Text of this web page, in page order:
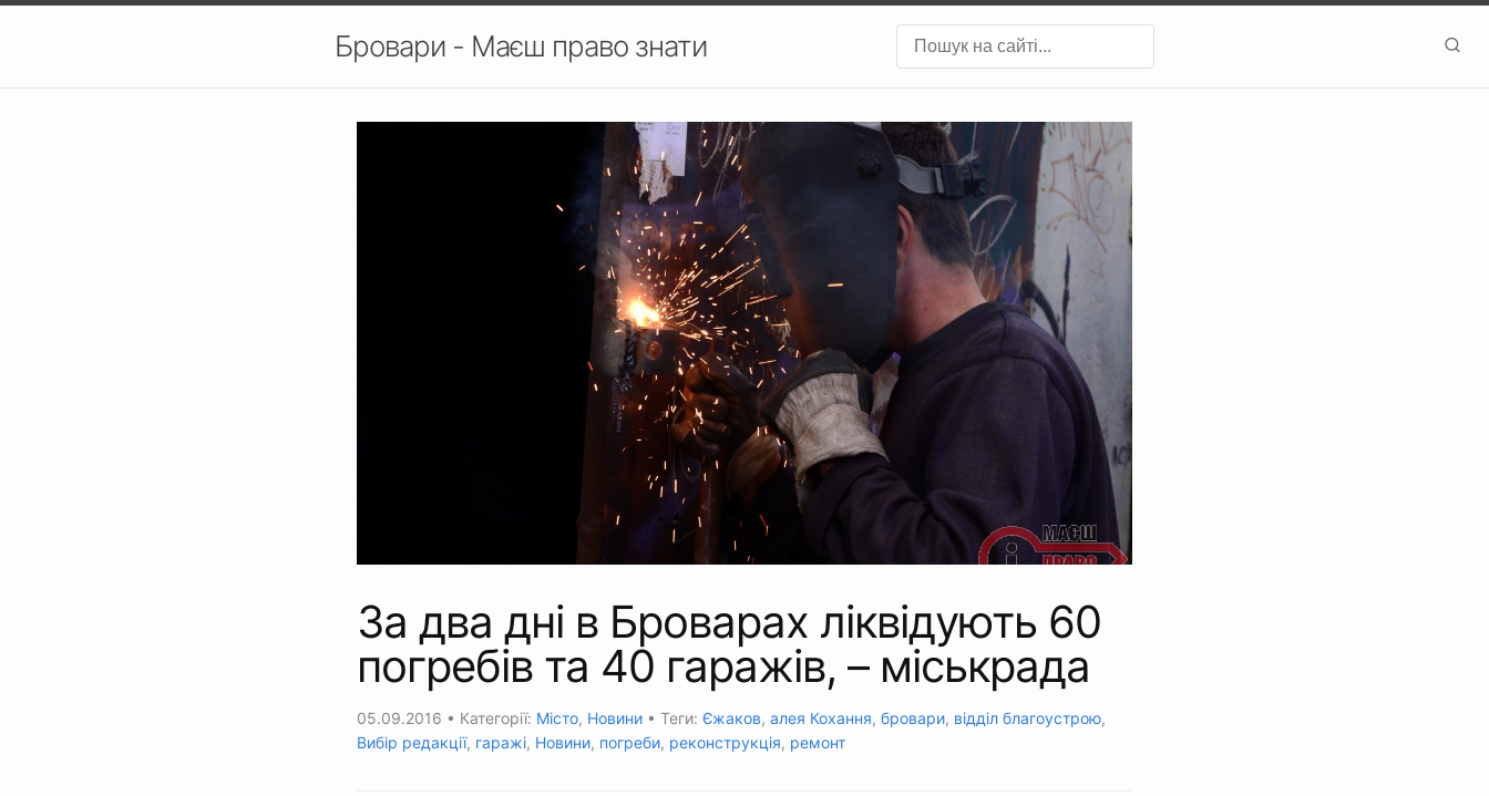
Бровари - Маєш право знати
За два дні в Броварах ліквідують 60
погребів та 40 гаражів, – міськрада
05.09.2016 • Категорії: Місто, Новини • Теги: Єжаков, алея Кохання, бровари, відділ благоустрою,
Вибір редакції, гаражі, Новини, погреби, реконструкція, ремонт